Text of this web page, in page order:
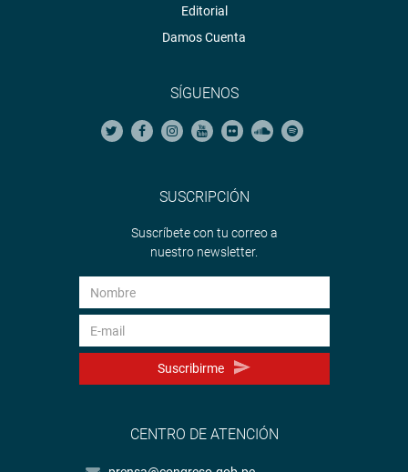
Editorial
Damos Cuenta
SÍGUENOS
SUSCRIPCIÓN
Suscríbete con tu correo a
nuestro newsletter.
Suscribirme
CENTRO DE ATENCIÓN